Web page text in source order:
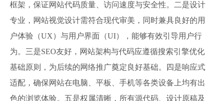
框架，保证网站代码质量、访问速度与安全性。二是设计
专业，网站视觉设计需符合现代审美，同时兼具良好的用
户体验（UX）与用户界面（UI），能够有效引导用户行
为。三是SEO友好，网站架构与代码应遵循搜索引擎优化
基础原则，为后续的网络推广奠定良好基础。四是响应式
适配，确保网站在电脑、平板、手机等各类设备上均有出
色的浏览体验。五是权属清晰，所有源代码、设计原稿及